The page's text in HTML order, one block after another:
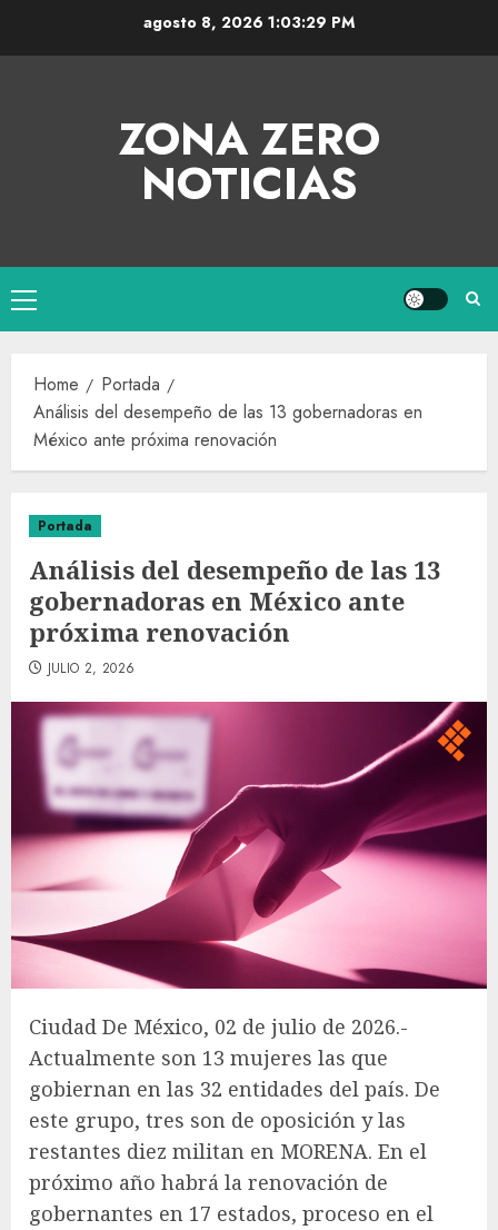
agosto 8, 2026 1:03:30 PM
ZONA ZERO
NOTICIAS
Home
Portada
Análisis del desempeño de las 13 gobernadoras en
México ante próxima renovación
Portada
Análisis del desempeño de las 13
gobernadoras en México ante
próxima renovación
JULIO 2, 2026
Ciudad De México, 02 de julio de 2026.-
Actualmente son 13 mujeres las que
gobiernan en las 32 entidades del país. De
este grupo, tres son de oposición y las
restantes diez militan en MORENA. En el
próximo año habrá la renovación de
gobernantes en 17 estados, proceso en el